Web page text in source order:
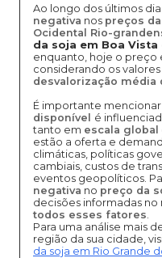
Ao longo dos últimos
negativa nos preços
Ocidental Rio-
da soja em Boa Vista
enquanto, hoje o preço
considerando os valores
desvalorização média
É importante
disponível é
tanto em escala global
estão a oferta e
climáticas, políticas
cambiais, custos de
eventos geopolíticos.
negativa no preço da
decisões informadas no
todos esses fatores.
Para uma análise mais
região da sua cidade,
da soja em Rio Grande